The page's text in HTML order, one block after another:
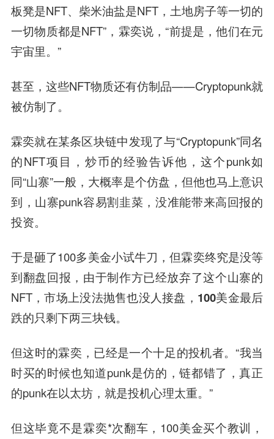
板凳是NFT、柴米油盐是NFT，土地房子等一切的
一切物质都是NFT”，霖奕说，“前提是，他们在元
宇宙里。”
甚至，这些NFT物质还有仿制品——Cryptopunk就
被仿制了。
霖奕就在某条区块链中发现了与“Cryptopunk”同名
的NFT项目，炒币的经验告诉他，这个punk如
同“山寨”一般，大概率是个仿盘，但他也马上意识
到，山寨punk容易割韭菜，没准能带来高回报的
投资。
于是砸了100多美金小试牛刀，但霖奕终究是没等
到翻盘回报，由于制作方已经放弃了这个山寨的
NFT，市场上没法抛售也没人接盘，100美金最后
跌的只剩下两三块钱。
但这时的霖奕，已经是一个十足的投机者。“我当
时买的时候也知道punk是仿的，链都错了，真正
的punk在以太坊，就是投机心理太重。”
但这毕竟不是霖奕*次翻车，100美金买个教训，